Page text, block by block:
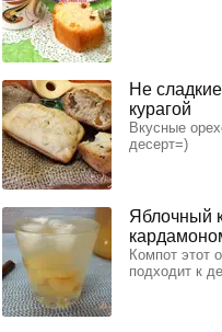
Не
курагой
Вкусные
десерт=)
Яблочный
Компот этот
подходит к